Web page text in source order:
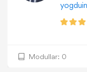
Modullar: 0